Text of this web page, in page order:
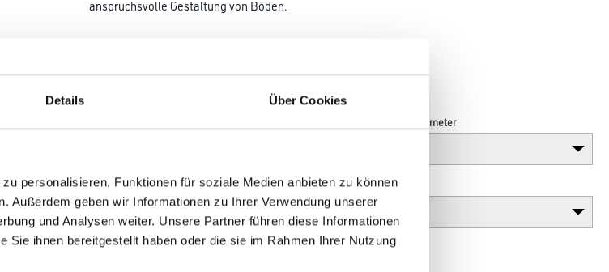
Details Über Cookies
personalisieren, Funktionen für soziale Medien anbieten zu können
Außerdem geben wir Informationen zu Ihrer Verwendung unserer
und Analysen weiter. Unsere Partner führen diese Informationen
Sie ihnen bereitgestellt haben oder die sie im Rahmen Ihrer Nutzung
anspruchsvolle Gestaltung von Böden.
Länge in centimeter
Breite in centimeter Gebinde